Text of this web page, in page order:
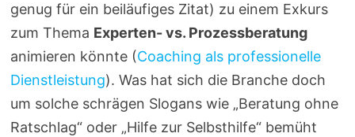
genug für ein beiläufiges Zitat) zu einem Exkurs
zum Thema Experten- vs. Prozessberatung
animieren könnte (Coaching als professionelle
Dienstleistung). Was hat sich die Branche doch
um solche schrägen Slogans wie „Beratung ohne
Ratschlag“ oder „Hilfe zur Selbsthilfe“ bemüht